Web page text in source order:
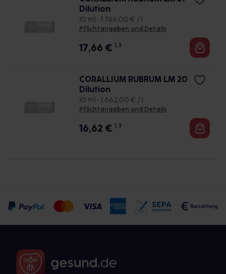
Dilution
10 ml • 1.766,00 € / l
Pflichtangaben und Details
17,66 € 1, 3
CORALLIUM RUBRUM LM 20
Dilution
10 ml • 1.662,00 € / l
Pflichtangaben und Details
16,62 € 1, 3